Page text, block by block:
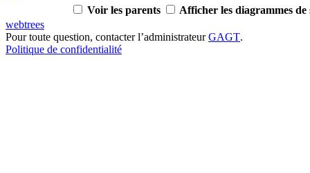
Voir les parents
Afficher les diagrammes de
webtrees
Pour toute question, contacter l’administrateurGAGT.
Politique de confidentialité